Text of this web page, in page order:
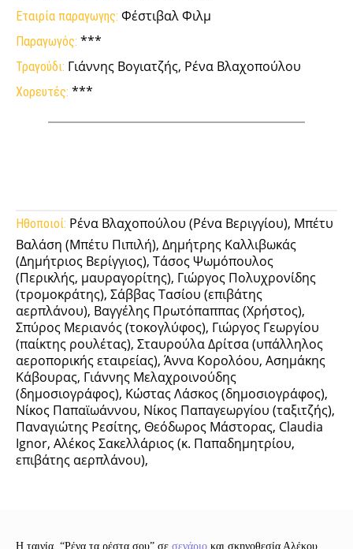
Εταιρία παραγωγης: Φέστιβαλ Φιλμ
Παραγωγός: ***
Τραγούδι: Γιάννης Βογιατζής, Ρένα Βλαχοπούλου
Χορευτές: ***
Ηθοποιοί: Ρένα Βλαχοπούλου (Ρένα Βεριγγίου), Μπέτυ
Βαλάση (Μπέτυ Πιπιλή), Δημήτρης Καλλιβωκάς
(Δημήτριος Βερίγγιος), Τάσος Ψωμόπουλος
(Περικλής, μαυραγορίτης), Γιώργος Πολυχρονίδης
(τρομοκράτης), Σάββας Τασίου (επιβάτης
αερπλάνου), Βαγγέλης Πρωτόπαππας (Χρήστος),
Σπύρος Μεριανός (τοκογλύφος), Γιώργος Γεωργίου
(παίκτης ρουλέτας), Σταυρούλα Δρίτσα (υπάλληλος
αεροπορικής εταιρείας), Άννα Κορολόου, Ασημάκης
Κάβουρας, Γιάννης Μελαχροινούδης
(δημοσιογράφος), Κώστας Λάσκος (δημοσιογράφος),
Νίκος Παπαϊωάννου, Νίκος Παπαγεωργίου (ταξιτζής),
Παναγιώτης Ρεσίτης, Θεόδωρος Μάστορας, Claudia
Ignor, Αλέκος Σακελλάριος (κ. Παπαδημητρίου,
επιβάτης αερπλάνου),
Η ταινία, “Ρένα τα ρέστα σου” σε σενάριο και σκηνοθεσία Αλέκου